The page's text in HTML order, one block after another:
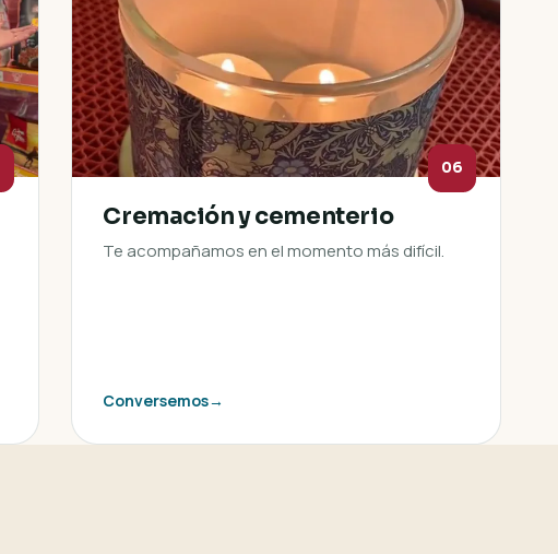
06
Cremación y cementerio
Te acompañamos en el momento más difícil.
Conversemos→